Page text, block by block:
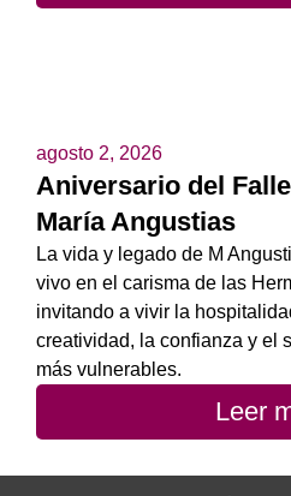
agosto 2, 2026
Aniversario del
María Angustias
La vida y legado de M
vivo en el carisma de las
invitando a vivir la
creatividad, la confianza y el
más vulnerables.
Leer